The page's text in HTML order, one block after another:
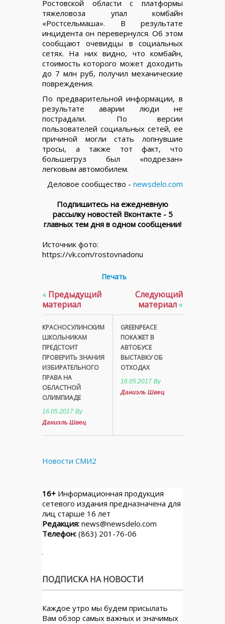
Ростовской области с платформы
тяжеловоза упал комбайн
«Ростсельмаша». В результате
инцидента он перевернулся. Об этом
сообщают очевидцы в социальных
сетях. На них видно, что комбайн,
стоимость которого может доходить
до 7 млн руб, получил механические
повреждения.
По предварительной информации, в
результате аварии люди не
пострадали. По версии
пользователей социальных сетей, ее
причиной могли стать лопнувшие
тросы, а также тот факт, что
большегруз был «подрезан»
легковым автомобилем.
Деловое сообщество - newsdelo.com
Подпишитесь на ежедневную
рассылку новостей Вконтакте - 5
главных тем дня в одном сообщении!
Источник фото:
https://vk.com/rostovnadonu
Печать
« Предыдущий
материал
КРАСНОСУЛИНСКИМ
ШКОЛЬНИКАМ
ПРЕДСТОИТ
ПРОВЕРИТЬ ЗНАНИЯ
ИЗБИРАТЕЛЬНОГО
ПРАВА НА
ОБЛАСТНОЙ
ОЛИМПИАДЕ
16.05.2017 By
Даниэль Швец
Следующий
материал»
GREENPEACE
ПОКАЖЕТ В
АВТОБУСЕ
ВЫСТАВКУ ОБ
ОТХОДАХ
16.05.2017 By
Даниэль Швец
Новости СМИ2
16+ Информационная продукция
сетевого издания предназначена для
лиц старше 16 лет
Редакция: news@newsdelo.com
Телефон: (863) 201-76-06
ПОДПИСКА НА НОВОСТИ
Каждое утро мы будем присылать
Вам обзор самых важных и значимых